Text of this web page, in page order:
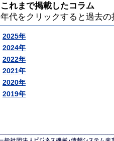
これまで掲載したコラム
年代をクリックすると過去
2025年
2024年
2022年
2021年
2020年
2019年